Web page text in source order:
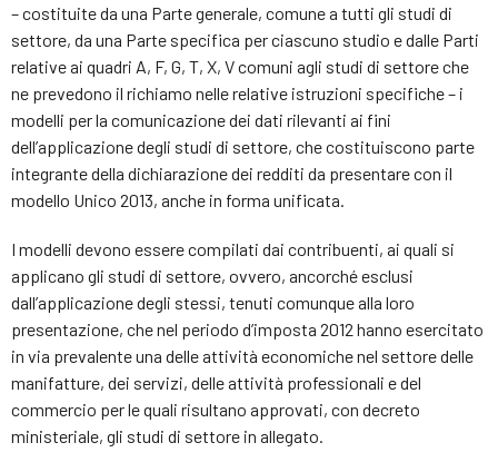
– costituite da una Parte generale, comune a tutti gli studi di
settore, da una Parte specifica per ciascuno studio e dalle Parti
relative ai quadri A, F, G, T, X, V comuni agli studi di settore che
ne prevedono il richiamo nelle relative istruzioni specifiche – i
modelli per la comunicazione dei dati rilevanti ai fini
dell’applicazione degli studi di settore, che costituiscono parte
integrante della dichiarazione dei redditi da presentare con il
modello Unico 2013, anche in forma unificata.
I modelli devono essere compilati dai contribuenti, ai quali si
applicano gli studi di settore, ovvero, ancorché esclusi
dall’applicazione degli stessi, tenuti comunque alla loro
presentazione, che nel periodo d’imposta 2012 hanno esercitato
in via prevalente una delle attività economiche nel settore delle
manifatture, dei servizi, delle attività professionali e del
commercio per le quali risultano approvati, con decreto
ministeriale, gli studi di settore in allegato.